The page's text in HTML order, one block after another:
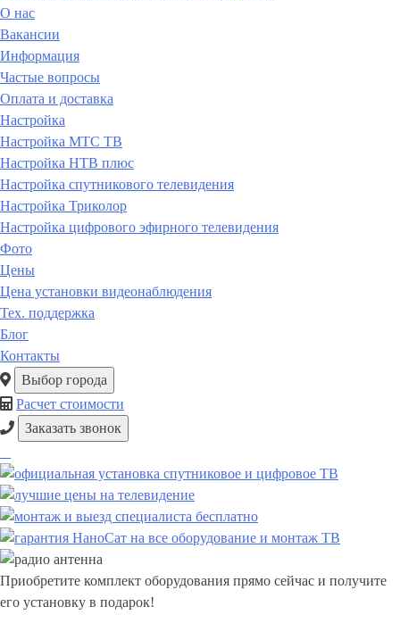
О нас
Вакансии
Информация
Частые вопросы
Оплата и доставка
Настройка
Настройка МТС ТВ
Настройка НТВ плюс
Настройка спутникового телевидения
Настройка Триколор
Настройка цифрового эфирного телевидения
Фото
Цены
Цена установки видеонаблюдения
Тех. поддержка
Блог
Контакты
Выбор города
Расчет стоимости
Заказать звонок
Приобретите комплект оборудования прямо сейчас и получите
его установку в подарок!